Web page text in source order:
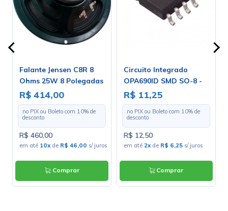
Falante Jensen C8R 8
Ohms 25W 8 Polegadas
- ZJ04020
R$ 414,00
no PIX ou Boleto com 10% de
desconto
R$ 460,00
em até 10xde R$ 46,00 s/ juros
Comprar
Circuito Integrado
OPA690ID SMD SO-8 -
Cód. Loja 4311 - Burr
Brow
R$ 11,25
no PIX ou Boleto com 10% de
desconto
R$ 12,50
em até 2xde R$ 6,25s/ juros
Comprar